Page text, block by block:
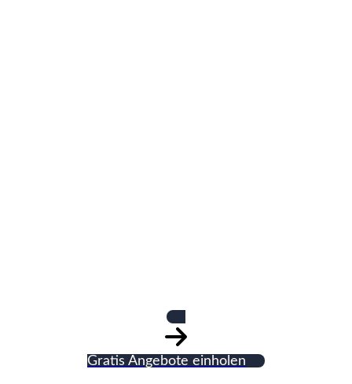
Gratis Angebote einholen